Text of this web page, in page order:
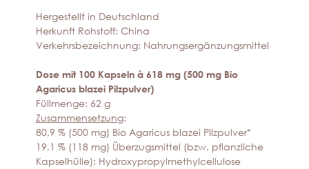
Hergestellt in Deutschland
Herkunft Rohstoff: China
Verkehrsbezeichnung: Nahrungsergänzungsmittel
Dose mit 100 Kapseln à 618 mg (500 mg Bio
Agaricus blazei Pilzpulver)
Füllmenge: 62 g
Zusammensetzung:
80,9 % (500 mg) Bio Agaricus blazei Pilzpulver*
19,1 % (118 mg) Überzugsmittel (bzw. pflanzliche
Kapselhülle): Hydroxypropylmethylcellulose